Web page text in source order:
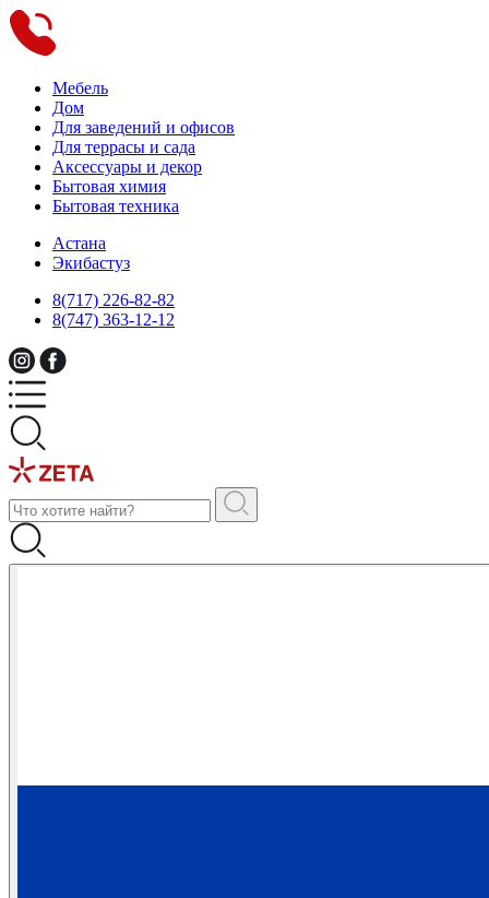
Мебель
Дом
Для заведений и офисов
Для террасы и сада
Аксессуары и декор
Бытовая химия
Бытовая техника
Астана
Экибастуз
8(717) 226-82-82
8(747) 363-12-12